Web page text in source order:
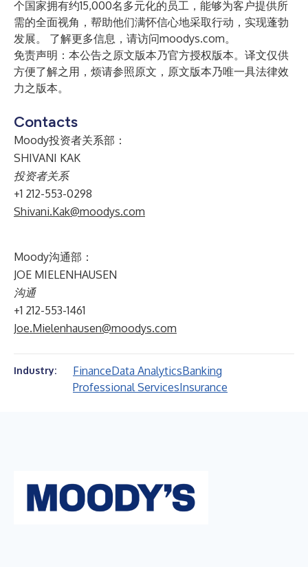
个国家拥有约15,000名多元化的员工，能够为客户提供所
需的全面视角，帮助他们满怀信心地采取行动，实现蓬勃
发展。 了解更多信息，请访问moodys.com。
免责声明：本公告之原文版本乃官方授权版本。译文仅供
方便了解之用，烦请参照原文，原文版本乃唯一具法律效
力之版本。
Contacts
Moody投资者关系部：
SHIVANI KAK
投资者关系
+1 212-553-0298
Shivani.Kak@moodys.com
Moody沟通部：
JOE MIELENHAUSEN
沟通
+1 212-553-1461
Joe.Mielenhausen@moodys.com
Industry: FinanceData AnalyticsBanking
Professional ServicesInsurance